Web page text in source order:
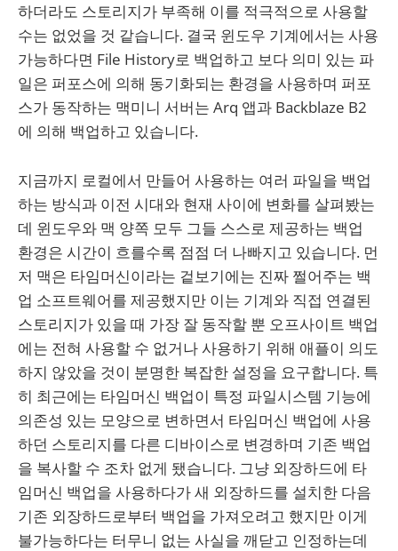
하더라도 스토리지가 부족해 이를 적극적으로 사용할
수는 없었을 것 같습니다. 결국 윈도우 기계에서는 사용
가능하다면 File History로 백업하고 보다 의미 있는 파
일은 퍼포스에 의해 동기화되는 환경을 사용하며 퍼포
스가 동작하는 맥미니 서버는 Arq 앱과 Backblaze B2
에 의해 백업하고 있습니다.
지금까지 로컬에서 만들어 사용하는 여러 파일을 백업
하는 방식과 이전 시대와 현재 사이에 변화를 살펴봤는
데 윈도우와 맥 양쪽 모두 그들 스스로 제공하는 백업
환경은 시간이 흐를수록 점점 더 나빠지고 있습니다. 먼
저 맥은 타임머신이라는 겉보기에는 진짜 쩔어주는 백
업 소프트웨어를 제공했지만 이는 기계와 직접 연결된
스토리지가 있을 때 가장 잘 동작할 뿐 오프사이트 백업
에는 전혀 사용할 수 없거나 사용하기 위해 애플이 의도
하지 않았을 것이 분명한 복잡한 설정을 요구합니다. 특
히 최근에는 타임머신 백업이 특정 파일시스템 기능에
의존성 있는 모양으로 변하면서 타임머신 백업에 사용
하던 스토리지를 다른 디바이스로 변경하며 기존 백업
을 복사할 수 조차 없게 됐습니다. 그냥 외장하드에 타
임머신 백업을 사용하다가 새 외장하드를 설치한 다음
기존 외장하드로부터 백업을 가져오려고 했지만 이게
불가능하다는 터무니 없는 사실을 깨닫고 인정하는데